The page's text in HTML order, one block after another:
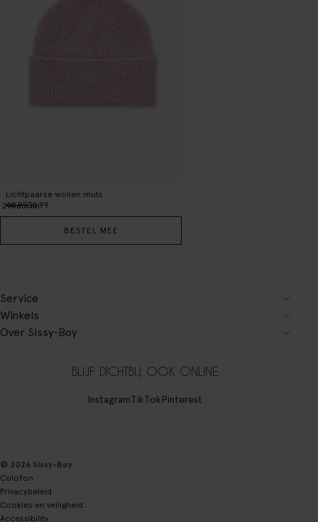
Lichtpaarse wollen muts
44.9935.99
2Kleuren
BESTEL MEE
Service
Winkels
Over Sissy-Boy
BLIJF DICHTBIJ, OOK ONLINE
InstagramTikTokPinterest
© 2026 Sissy-Boy
Colofon
Privacybeleid
Cookies en veiligheid
Accessibility